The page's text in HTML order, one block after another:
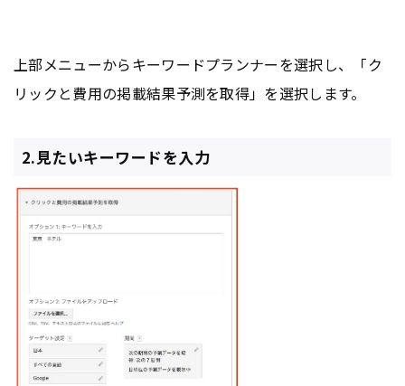
上部メニューからキーワードプランナーを選択し、「ク
リックと費用の掲載結果予測を取得」を選択します。
2.見たいキーワードを入力